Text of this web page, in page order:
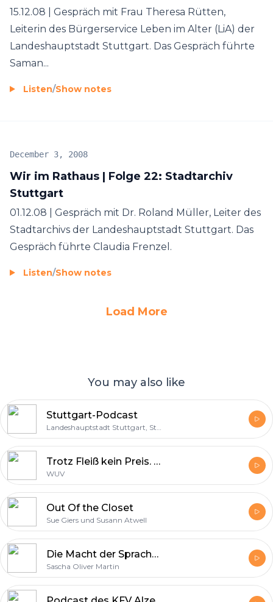
15.12.08 | Gespräch mit Frau Theresa Rütten,
Leiterin des Bürgerservice Leben im Alter (LiA) der
Landeshauptstadt Stuttgart. Das Gespräch führte
Saman...
Listen/Show notes
Wir im Rathaus | Folge 22: Stadtarchiv
Stuttgart
December 3, 2008
01.12.08 | Gespräch mit Dr. Roland Müller, Leiter des
Stadtarchivs der Landeshauptstadt Stuttgart. Das
Gespräch führte Claudia Frenzel.
Listen/Show notes
Load More
You may also like
Stuttgart-Podcast
Trotz Fleiß kein Preis. Prekäre Arbeit - prekäres Leben?
WUV
Out Of the Closet
Sue Giers und Susann Atwell
Die Macht der Sprache - wie wir mithilfe der Sprache unser gesamtes Leben steuern!
Sascha Oliver Martin